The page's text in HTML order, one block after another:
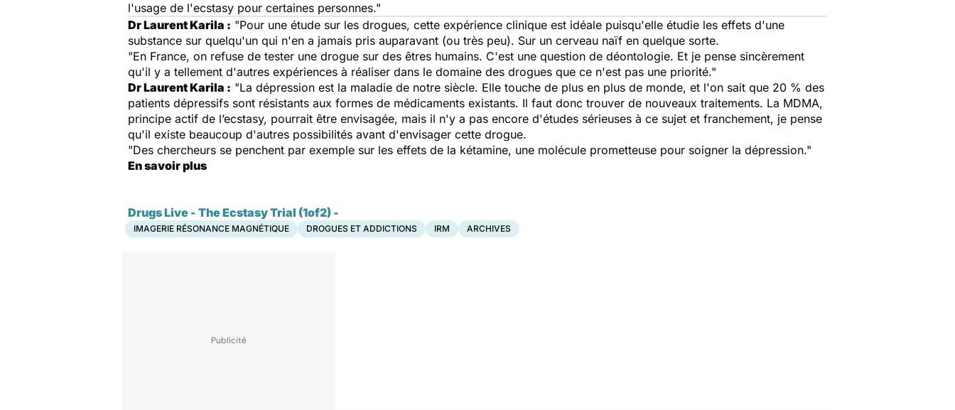
l'usage de l'ecstasy pour certaines personnes."
Dr Laurent Karila : "Pour une étude sur les drogues, cette expérience clinique est idéale puisqu'elle étudie les effets d'une
substance sur quelqu'un qui n'en a jamais pris auparavant (ou très peu). Sur un cerveau naïf en quelque sorte.
"En France, on refuse de tester une drogue sur des êtres humains. C'est une question de déontologie. Et je pense sincèrement
qu'il y a tellement d'autres expériences à réaliser dans le domaine des drogues que ce n'est pas une priorité."
Dr Laurent Karila : "La dépression est la maladie de notre siècle. Elle touche de plus en plus de monde, et l'on sait que 20 % des
patients dépressifs sont résistants aux formes de médicaments existants. Il faut donc trouver de nouveaux traitements. La MDMA,
principe actif de l’ecstasy, pourrait être envisagée, mais il n'y a pas encore d'études sérieuses à ce sujet et franchement, je pense
qu'il existe beaucoup d'autres possibilités avant d'envisager cette drogue.
"Des chercheurs se penchent par exemple sur les effets de la kétamine, une molécule prometteuse pour soigner la dépression."
En savoir plus
Drugs Live - The Ecstasy Trial (1of2) -
IMAGERIE RÉSONANCE MAGNÉTIQUE DROGUES ET ADDICTIONS IRM ARCHIVES